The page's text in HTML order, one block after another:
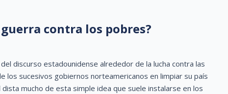
contra los pobres?
discurso estadounidense alrededor de la lucha contra las
los sucesivos gobiernos norteamericanos en limpiar su país
mucho de esta simple idea que suele instalarse en los